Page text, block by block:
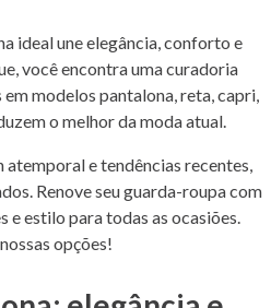
ideal une elegância, conforto e
você encontra uma curadoria
modelos pantalona, reta, capri,
o melhor da moda atual.
atemporal e tendências recentes,
Renove seu guarda-roupa com
e estilo para todas as ocasiões.
opções!